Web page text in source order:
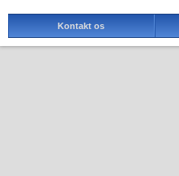
Kontakt os